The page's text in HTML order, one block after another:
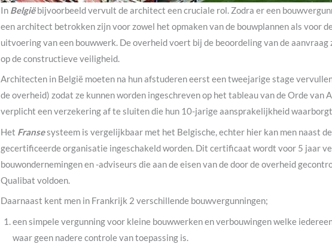
In Belgiëbijvoorbeeld vervult de architect een cruciale rol. Zodra er een
een architect betrokken zijn voor zowel het opmaken van de bouwplannen als voor
uitvoering van een bouwwerk. De overheid voert bij de beoordeling van de
op de constructieve veiligheid.
Architecten in België moeten na hun afstuderen eerst een tweejarige stage
de overheid) zodat ze kunnen worden ingeschreven op het tableau van de Orde van
verplicht een verzekering af te sluiten die hun 10-jarige aansprakelijkheid
Het Fransesysteem is vergelijkbaar met het Belgische, echter hier kan men naast
gecertificeerde organisatie ingeschakeld worden. Dit certificaat wordt voor 5 jaar
bouwondernemingen en -adviseurs die aan de eisen van de door de overheid
Qualibat voldoen.
Daarnaast kent men in Frankrijk 2 verschillende bouwvergunningen;
een simpele vergunning voor kleine bouwwerken en verbouwingen welke
waar geen nadere controle van toepassing is.